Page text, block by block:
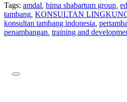
Tags: amdal bima shabartum group
tambang KONSULTAN
konsultan tambang indonesia
penambangan training and